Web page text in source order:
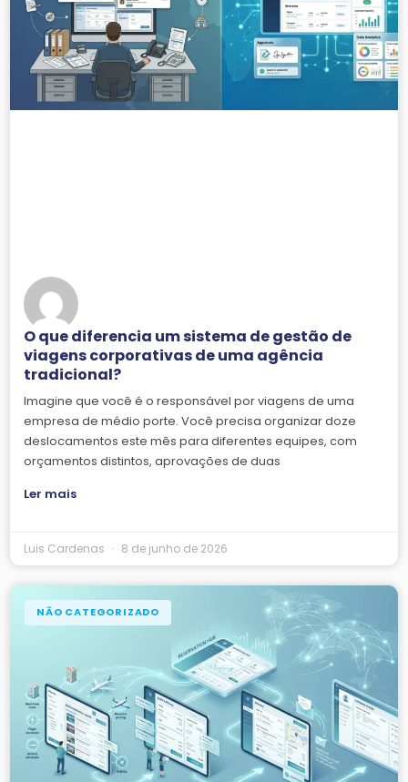
O que diferencia um sistema de gestão de
viagens corporativas de uma agência
tradicional?
Imagine que você é o responsável por viagens de uma
empresa de médio porte. Você precisa organizar doze
deslocamentos este mês para diferentes equipes, com
orçamentos distintos, aprovações de duas
Ler mais
Luis Cardenas 8 de junho de 2026
NÃO CATEGORIZADO